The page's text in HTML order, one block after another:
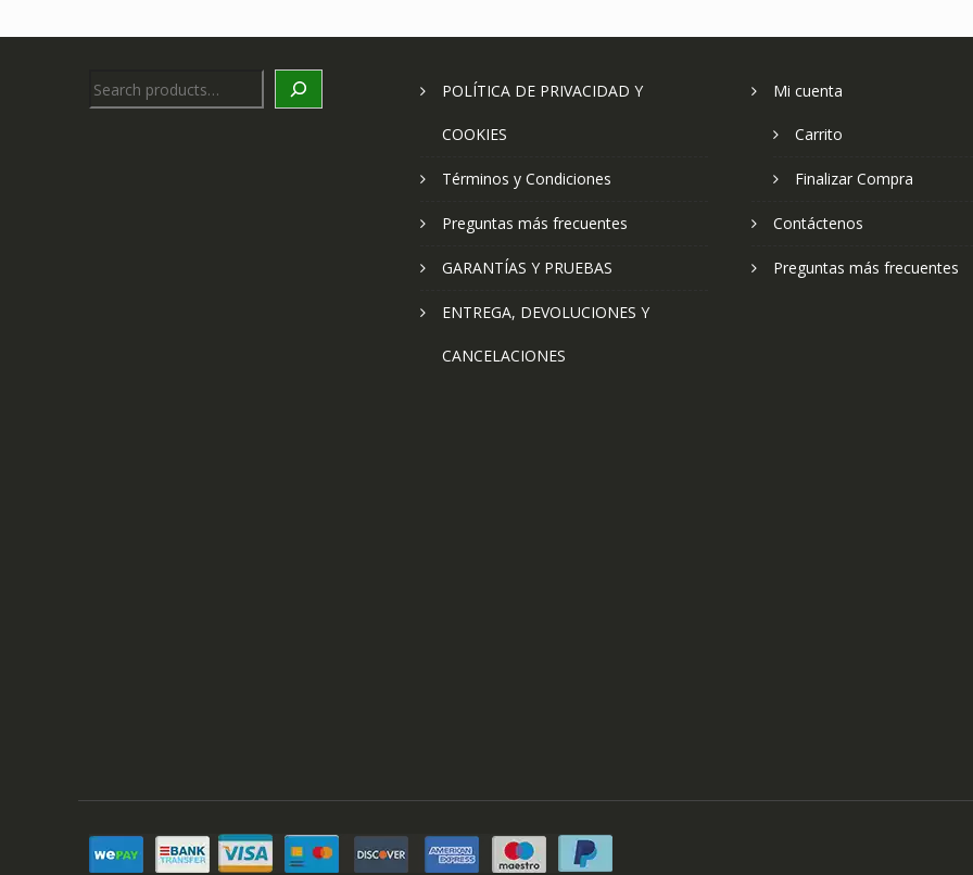
Search
POLÍTICA DE PRIVACIDAD Y
COOKIES
Términos y Condiciones
Preguntas más frecuentes
GARANTÍAS Y PRUEBAS
ENTREGA, DEVOLUCIONES Y
CANCELACIONES
Mi cuenta
Carrito
Finalizar Compra
Contáctenos
Preguntas más frecuentes